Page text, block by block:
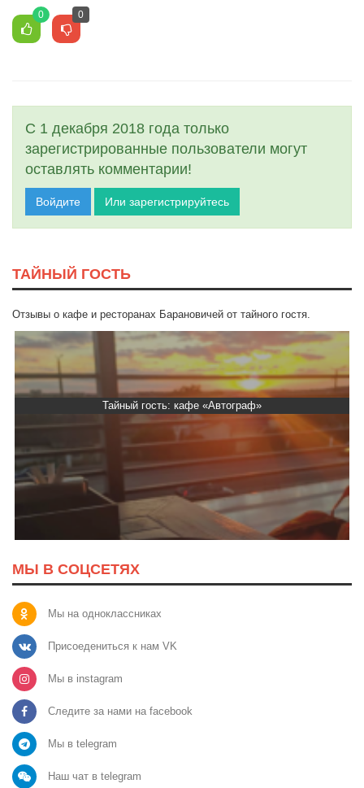
0 0
С 1 декабря 2018 года только
зарегистрированные пользователи могут
оставлять комментарии!
Войдите Или зарегистрируйтесь
ТАЙНЫЙ ГОСТЬ
Отзывы о кафе и ресторанах Барановичей от тайного гостя.
Тайный гость: кафе «Автограф»
МЫ В СОЦСЕТЯХ
Мы на одноклассниках
Присоедениться к нам VK
Мы в instagram
Следите за нами на facebook
Мы в telegram
Наш чат в telegram